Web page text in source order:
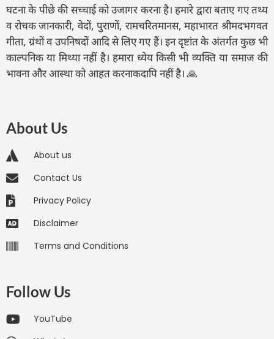
घटना के पीछे की सच्चाई को उजागर करना है। हमारे द्वारा बताए गए तथ्य
व रोचक जानकारी, वेदों, पुराणों, रामचरितमानस, महाभारत श्रीमदभगवत
गीता, ग्रंथों व उपनिषदों आदि से लिए गए हैं। इन दृष्टांत के अंतर्गत कुछ भी
काल्पनिक या मिथ्या नहीं है। हमारा ध्येय किसी भी व्यक्ति या समाज की
भावना और आस्था को आहत करनाकदापि नहीं है। 🙏
About Us
About us
Contact Us
Privacy Policy
Disclaimer
Terms and Conditions
Follow Us
YouTube